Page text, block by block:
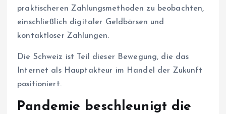
praktischeren Zahlungsmethoden zu beobachten,
einschließlich digitaler Geldbörsen und
kontaktloser Zahlungen.
Die Schweiz ist Teil dieser Bewegung, die das
Internet als Hauptakteur im Handel der Zukunft
positioniert.
Pandemie beschleunigt die